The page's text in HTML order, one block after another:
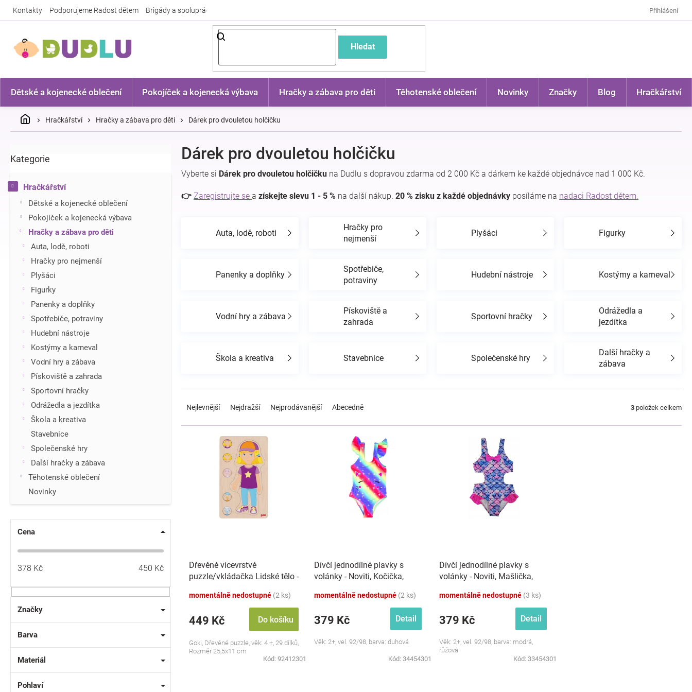
Kontakty Podporujeme Radost dětem Brigády a spolupráce Přihlášení
Hledat
Dětské a kojenecké oblečení Pokojíček a kojenecká výbava Hračky a zábava pro děti Těhotenské oblečení Novinky Značky Blog Hračkářství
DomůHračkářství Hračky a zábava pro děti Dárek pro dvouletou holčičku
o
t
r
Přeskočit
Kategorie
Hračkářství
Dětské a kojenecké oblečení
Pokojíček a kojenecká výbava
Hračky a zábava pro děti
Auta, lodě, roboti
Hračky pro nejmenší
Plyšáci
Figurky
Panenky a doplňky
Spotřebiče, potraviny
Hudební nástroje
Kostýmy a karneval
Vodní hry a zábava
Pískoviště a zahrada
Sportovní hračky
Odrážedla a jezdítka
Škola a kreativa
Stavebnice
Společenské hry
Další hračky a zábava
Těhotenské oblečení
Novinky
Cena
378 Kč 450 Kč
Značky
Barva
Materiál
Pohlaví
Dárek pro dvouletou holčičku
Vyberte si Dárek pro dvouletou holčičku na Dudlu s dopravou zdarma od 2 000 Kč a dárkem ke každé objednávce nad 1 000 Kč.
👉 Zaregistrujte se a získejte slevu 1 - 5 % na další nákup. 20 % zisku z každé objednávky posíláme na nadaci Radost dětem.
Auta, lodě, roboti
Hračky pro
nejmenší
Plyšáci Figurky
Panenky a doplňky
Spotřebiče,
potraviny
Hudební nástroje Kostýmy a karneval
Vodní hry a zábava
Pískoviště a
zahrada
Sportovní hračky
Odrážedla a
jezdítka
Škola a kreativa Stavebnice Společenské hry
Další hračky a
zábava
e
Nejlevnější Nejdražší Nejprodávanější Abecedně 3 položek celkem
Dřevěné vícevrstvé
puzzle/vkládačka Lidské tělo -
momentálně nedostupné (2 ks)
449 Kč Do košíku
Goki, Dřevěné puzzle, věk: 4 +, 29 dílků,
Rozměr 25,5x11 cm
Kód: 92412301
Dívčí jednodílné plavky s
volánky - Noviti, Kočička,
momentálně nedostupné (2 ks)
379 Kč Detail
Věk: 2+, vel. 92/98, barva: duhová
Kód: 34454301
Dívčí jednodílné plavky s
volánky - Noviti, Mašlička,
momentálně nedostupné (3 ks)
379 Kč Detail
Věk: 2+, vel. 92/98, barva: modrá,
růžová
Kód: 33454301